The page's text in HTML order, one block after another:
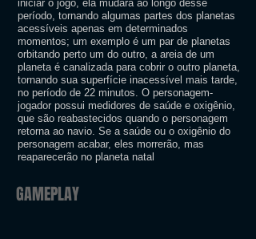
iniciar o jogo, ela mudará ao longo desse
período, tornando algumas partes dos planetas
acessíveis apenas em determinados
momentos; um exemplo é um par de planetas
orbitando perto um do outro, a areia de um
planeta é canalizada para cobrir o outro planeta,
tornando sua superfície inacessível mais tarde,
no período de 22 minutos. O personagem-
jogador possui medidores de saúde e oxigênio,
que são reabastecidos quando o personagem
retorna ao navio. Se a saúde ou o oxigênio do
personagem acabar, eles morrerão, mas
reaparecerão no planeta natal
GAMEPLAY